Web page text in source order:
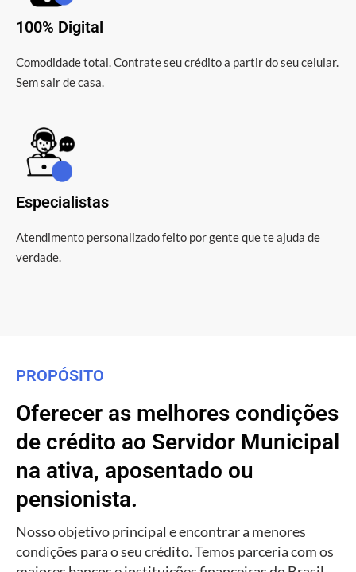
100% Digital
Comodidade total. Contrate seu crédito a partir do seu celular.
Sem sair de casa.
Especialistas
Atendimento personalizado feito por gente que te ajuda de
verdade.
PROPÓSITO
Oferecer as melhores condições
de crédito ao Servidor Municipal
na ativa, aposentado ou
pensionista.
Nosso objetivo principal e encontrar a menores
condições para o seu crédito. Temos parceria com os